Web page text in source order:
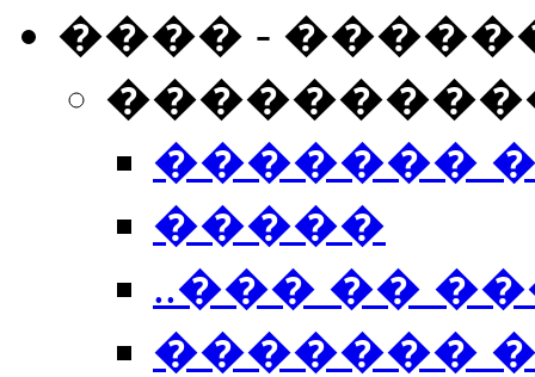
���� -
�������
�����
..��� ��
�������